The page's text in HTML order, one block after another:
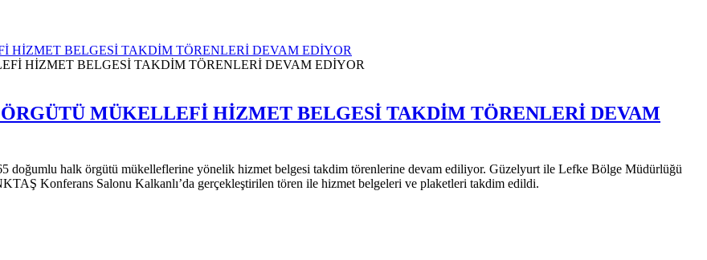
HİZMET BELGESİ TAKDİM TÖRENLERİ DEVAM EDİYOR
MÜKELLEFİ HİZMET BELGESİ TAKDİM TÖRENLERİ DEVAM
doğumlu halk örgütü mükelleflerine yönelik hizmet belgesi takdim törenlerine devam ediliyor. Güzelyurt ile Lefke Bölge Müdürlüğü
Konferans Salonu Kalkanlı’da gerçekleştirilen tören ile hizmet belgeleri ve plaketleri takdim edildi.